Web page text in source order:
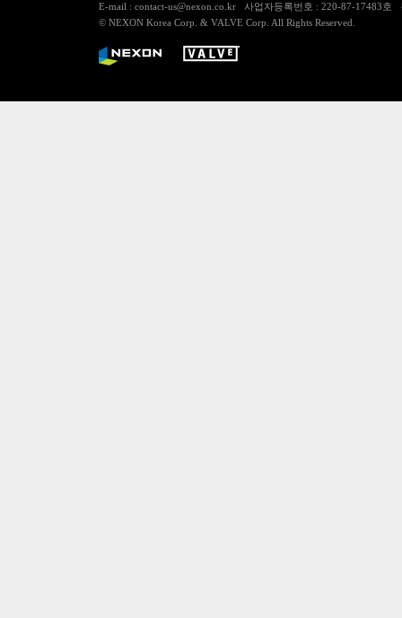
E-mail : contact-us@nexon.co.kr 사업자등록번호 : 220-87-17483
© NEXON Korea Corp. & VALVE Corp. All Rights Reserved.